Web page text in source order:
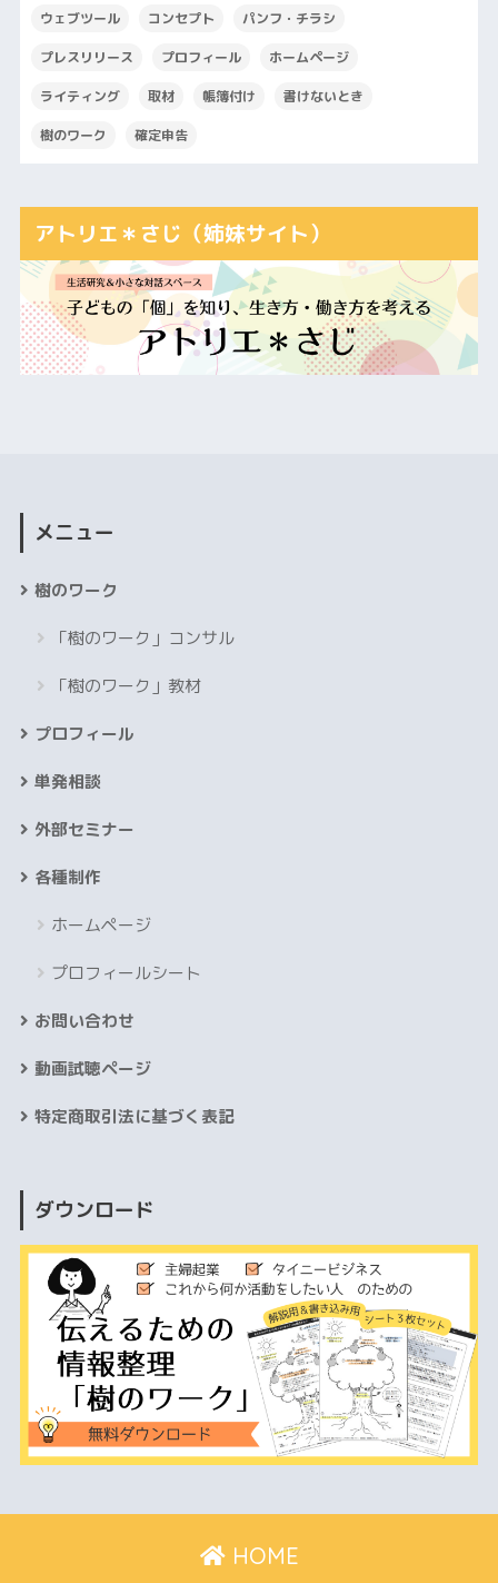
ウェブツール コンセプト パンフ・チラシ
プレスリリース プロフィール ホームページ
ライティング 取材 帳簿付け 書けないとき
樹のワーク 確定申告
アトリエ＊さじ（姉妹サイト）
メニュー
樹のワーク
「樹のワーク」コンサル
「樹のワーク」教材
プロフィール
単発相談
外部セミナー
各種制作
ホームページ
プロフィールシート
お問い合わせ
動画試聴ページ
特定商取引法に基づく表記
ダウンロード
HOME